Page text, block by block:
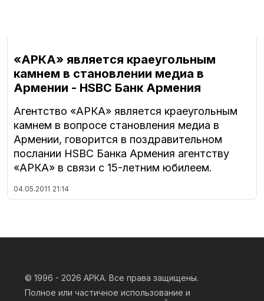
«АРКА» является краеугольным
камнем в становлении медиа в
Армении - HSBC Банк Армения
Агентство «АРКА» является краеугольным
камнем в вопросе становления медиа в
Армении, говорится в поздравительном
послании HSBC Банка Армения агентству
«АРКА» в связи с 15-летним юбилеем.
04.05.2011 21:14
© 1996 - 2026 АРКА. Все права защищены.
Полное или частичное использование и